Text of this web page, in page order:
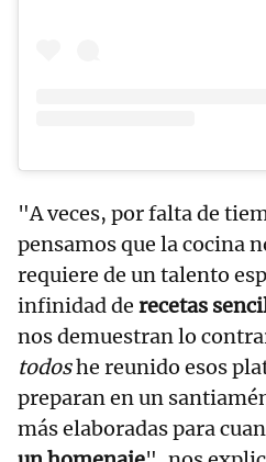
"A veces, por falta de
pensamos que la cocina
requiere de un talento
infinidad de recetas
nos demuestran lo
todoshe reunido esos
preparan en un
más elaboradas para